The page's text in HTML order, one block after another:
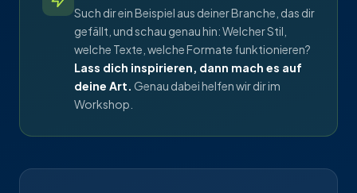
Such dir ein Beispiel aus deiner Branche, das dir
gefällt, und schau genau hin: Welcher Stil,
welche Texte, welche Formate funktionieren?
Lass dich inspirieren, dann mach es auf
deine Art. Genau dabei helfen wir dir im
Workshop.